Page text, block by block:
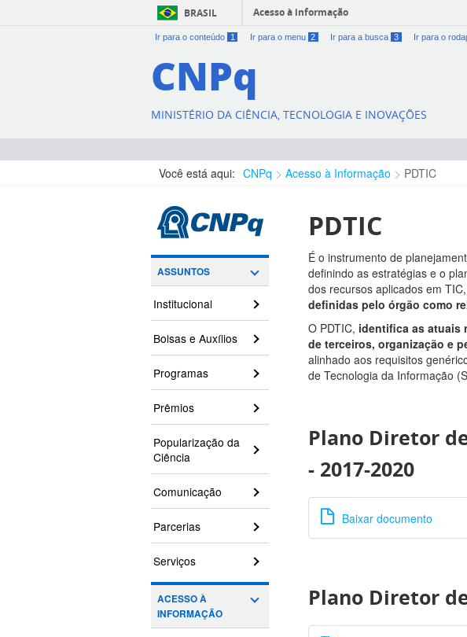
BRASIL Acesso à informação
Ir para o conteúdo 1 Ir para o menu 2 Ir para a busca 3 Ir para o
CNPq
MINISTÉRIO DA CIÊNCIA, TECNOLOGIA E INOVAÇÕES
Você está aqui: CNPq Acesso à Informação PDTIC
ASSUNTOS
Institucional
Bolsas e Auxílios
Programas
Prêmios
Popularização da
Ciência
Comunicação
Parcerias
Serviços
ACESSO À
INFORMAÇÃO
PDTIC
É o instrumento de
definindo as estratégias e o
dos recursos aplicados em
definidas pelo órgão como
O PDTIC, identifica as atuais
de terceiros, organização e
alinhado aos requisitos
de Tecnologia da Informação
Plano Diretor
- 2017-2020
Baixar documento
Plano Diretor